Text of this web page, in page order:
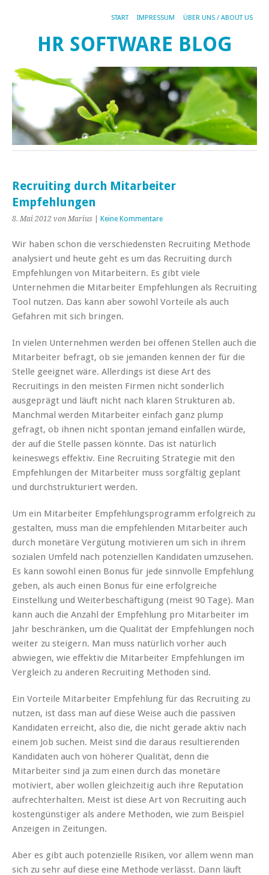
START IMPRESSUM ÜBER UNS / ABOUT US
HR SOFTWARE BLOG
Recruiting durch Mitarbeiter
Empfehlungen
8. Mai 2012 von Marius Keine Kommentare
Wir haben schon die verschiedensten Recruiting Methode
analysiert und heute geht es um das Recruiting durch
Empfehlungen von Mitarbeitern. Es gibt viele
Unternehmen die Mitarbeiter Empfehlungen als Recruiting
Tool nutzen. Das kann aber sowohl Vorteile als auch
Gefahren mit sich bringen.
In vielen Unternehmen werden bei offenen Stellen auch die
Mitarbeiter befragt, ob sie jemanden kennen der für die
Stelle geeignet wäre. Allerdings ist diese Art des
Recruitings in den meisten Firmen nicht sonderlich
ausgeprägt und läuft nicht nach klaren Strukturen ab.
Manchmal werden Mitarbeiter einfach ganz plump
gefragt, ob ihnen nicht spontan jemand einfallen würde,
der auf die Stelle passen könnte. Das ist natürlich
keineswegs effektiv. Eine Recruiting Strategie mit den
Empfehlungen der Mitarbeiter muss sorgfältig geplant
und durchstrukturiert werden.
Um ein Mitarbeiter Empfehlungsprogramm erfolgreich zu
gestalten, muss man die empfehlenden Mitarbeiter auch
durch monetäre Vergütung motivieren um sich in ihrem
sozialen Umfeld nach potenziellen Kandidaten umzusehen.
Es kann sowohl einen Bonus für jede sinnvolle Empfehlung
geben, als auch einen Bonus für eine erfolgreiche
Einstellung und Weiterbeschäftigung (meist 90 Tage). Man
kann auch die Anzahl der Empfehlung pro Mitarbeiter im
Jahr beschränken, um die Qualität der Empfehlungen noch
weiter zu steigern. Man muss natürlich vorher auch
abwiegen, wie effektiv die Mitarbeiter Empfehlungen im
Vergleich zu anderen Recruiting Methoden sind.
Ein Vorteile Mitarbeiter Empfehlung für das Recruiting zu
nutzen, ist dass man auf diese Weise auch die passiven
Kandidaten erreicht, also die, die nicht gerade aktiv nach
einem Job suchen. Meist sind die daraus resultierenden
Kandidaten auch von höherer Qualität, denn die
Mitarbeiter sind ja zum einen durch das monetäre
motiviert, aber wollen gleichzeitig auch ihre Reputation
aufrechterhalten. Meist ist diese Art von Recruiting auch
kostengünstiger als andere Methoden, wie zum Beispiel
Anzeigen in Zeitungen.
Aber es gibt auch potenzielle Risiken, vor allem wenn man
sich zu sehr auf diese eine Methode verlässt. Dann läuft